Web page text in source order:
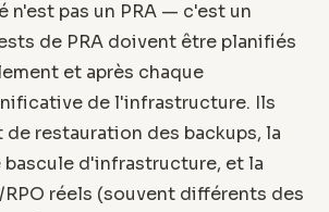
n'est pas un PRA — c'est un
de PRA doivent être planifiés
et après chaque
de l'infrastructure. Ils
restauration des backups, la
d'infrastructure, et la
RPO réels (souvent différents des